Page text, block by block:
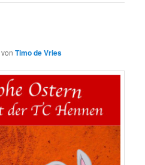
vonTimo de Vries